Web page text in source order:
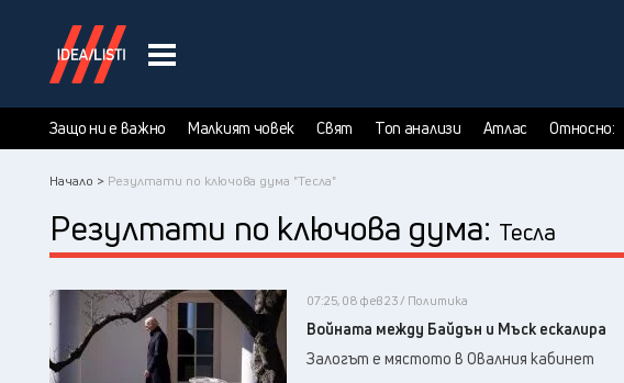
Защо ни е важно Малкият човек Свят Топ анализи Атлас Относно:
Начало > Резултати по ключова дума "Тесла"
Резултати по ключова дума: Тесла
07:25, 08 фев 23 / Политика
Войната между Байдън и Мъск ескалира
Залогът е мястото в Овалния кабинет